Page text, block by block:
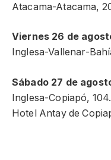
Atacama-Atacama,
Viernes 26 de
Inglesa-Vallenar-
Sábado 27 de
Inglesa-Copiapó,
Hotel Antay de